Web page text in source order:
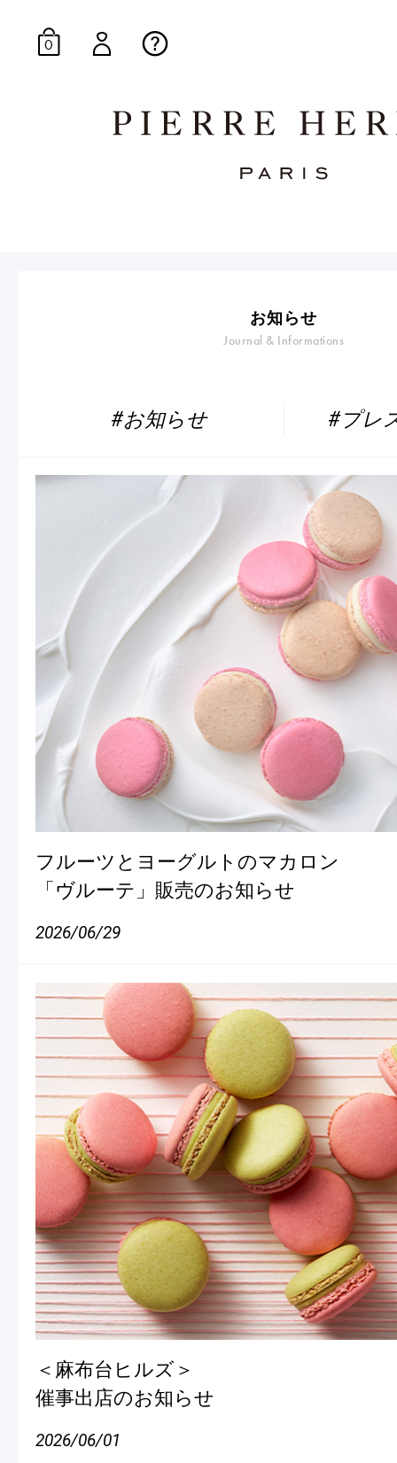
Macarons
アニバーサリー
ケーキ
Gâteaux
d'Anniversaire
チ
焼き菓子
Sablé et gateaux de
voyage
ク
他
紅茶
Thés
アイス
Glaces
季節の商品
Produits de saison
SUMMER GIFT 2026
Macarons
Pâtisseries
Gift
0
お知らせ
Journal & Informations
#お知らせ #プレ
フルーツとヨーグルトのマカロン
「ヴルーテ」販売のお知らせ
2026/06/29
＜麻布台ヒルズ＞
催事出店のお知らせ
2026/06/01